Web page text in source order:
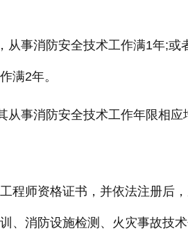
事消防安全技术工作满1年;或
满2年。
事消防安全技术工作年限相应
程师资格证书，并依法注册后
、消防设施检测、火灾事故技术